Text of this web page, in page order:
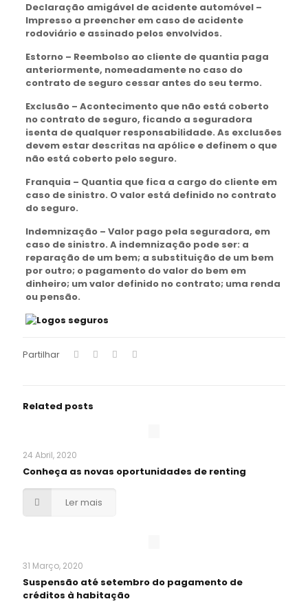
Declaração amigável de acidente automóvel –
Impresso a preencher em caso de acidente
rodoviário e assinado pelos envolvidos.
Estorno – Reembolso ao cliente de quantia paga
anteriormente, nomeadamente no caso do
contrato de seguro cessar antes do seu termo.
Exclusão – Acontecimento que não está coberto
no contrato de seguro, ficando a seguradora
isenta de qualquer responsabilidade. As exclusões
devem estar descritas na apólice e definem o que
não está coberto pelo seguro.
Franquia – Quantia que fica a cargo do cliente em
caso de sinistro. O valor está definido no contrato
do seguro.
Indemnização – Valor pago pela seguradora, em
caso de sinistro. A indemnização pode ser: a
reparação de um bem; a substituição de um bem
por outro; o pagamento do valor do bem em
dinheiro; um valor definido no contrato; uma renda
ou pensão.
Partilhar
Related posts
24 Abril, 2020
Conheça as novas oportunidades de renting
Ler mais
31 Março, 2020
Suspensão até setembro do pagamento de
créditos à habitação